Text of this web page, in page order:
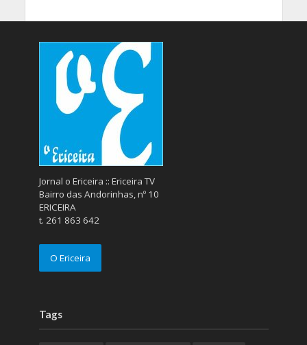
Jornal o Ericeira :: Ericeira TV
Bairro das Andorinhas, nº 10
ERICEIRA
t. 261 863 642
O Ericeira
Tags